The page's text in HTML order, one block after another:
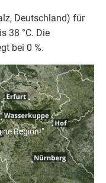
Deutschland) für
38 °C. Die
bei 0 %.
für
Region!"